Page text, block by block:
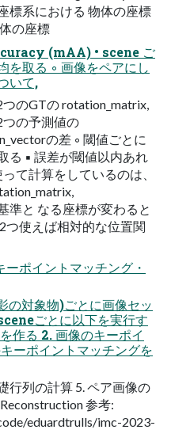
標系における 物体の座標
の座標
(mAA) • scene ご
を取る ◦ 画像をペアにし
いて,
のGTの rotation_matrix,
つの予測値の
の差 ◦ 閾値ごとに
る ▪ 誤差が閾値以内あれ
て計算をしているのは、
準と なる座標が変わると
つ使えば相対的な位置関
ポイントマッチング・
の対象物)ごとに画像セッ
ごとに以下を実行す
作る 2. 画像のキーポイ
ーポイントマッチングを
行列の計算 5. ペア画像の
参考:
eduardtrulls/imc-2023-